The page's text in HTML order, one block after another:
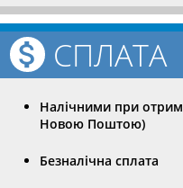
СПЛАТА
Налічними при
Новою Поштою)
Безналічна сплата